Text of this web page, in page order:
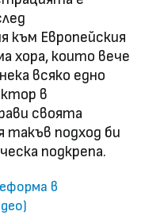
към Европейския
хора, които вече
всяко едно
в
своята
такъв подход би
подкрепа.
в